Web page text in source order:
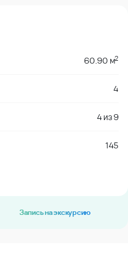
60.90 м2
4
4 из9
145
Запись на экскурсию